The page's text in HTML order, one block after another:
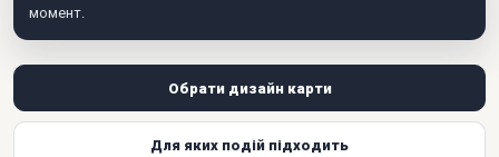
момент.
Обрати дизайн карти
Для яких подій підходить